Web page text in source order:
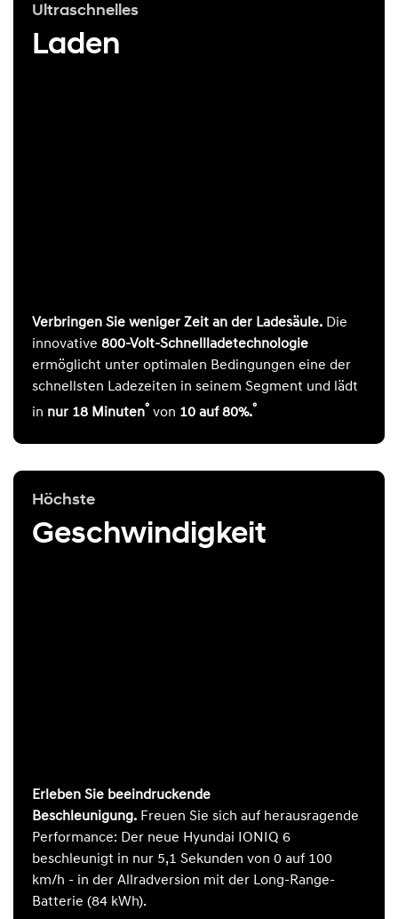
Ultraschnelles
Laden
Verbringen Sie weniger Zeit an der Ladesäule. Die
innovative 800-Volt-Schnellladetechnologie
ermöglicht unter optimalen Bedingungen eine der
schnellsten Ladezeiten in seinem Segment und lädt
in nur 18 Minuten° von 10 auf 80%.°
Höchste
Geschwindigkeit
Erleben Sie beeindruckende
Beschleunigung. Freuen Sie sich auf herausragende
Performance: Der neue Hyundai IONIQ 6
beschleunigt in nur 5,1 Sekunden von 0 auf 100
km/h - in der Allradversion mit der Long-Range-
Batterie (84 kWh).